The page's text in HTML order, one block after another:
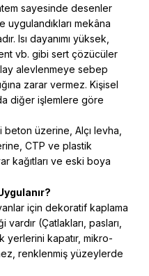
sayesinde desenler
mekâna
Isı dayanımı yüksek,
vb. gibi sert çözücüler
alevlenmeye sebep
zarar vermez. Kişisel
diğer işlemlere göre
üzerine, Alçı levha,
CTP ve plastik
kağıtları ve eski boya
için dekoratif kaplama
(Çatlakları, pasları,
yerlerini kapatır, mikro-
renklenmiş yüzeylerde